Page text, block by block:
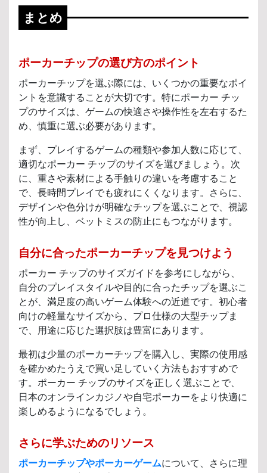
まとめ
ポーカーチップの選び方のポイント
ポーカーチップを選ぶ際には、いくつかの重要なポイ
ントを意識することが大切です。特にポーカー チッ
プのサイズは、ゲームの快適さや操作性を左右するた
め、慎重に選ぶ必要があります。
まず、プレイするゲームの種類や参加人数に応じて、
適切なポーカー チップのサイズを選びましょう。次
に、重さや素材による手触りの違いを考慮すること
で、長時間プレイでも疲れにくくなります。さらに、
デザインや色分けが明確なチップを選ぶことで、視認
性が向上し、ベットミスの防止にもつながります。
自分に合ったポーカーチップを見つけよう
ポーカー チップのサイズガイドを参考にしながら、
自分のプレイスタイルや目的に合ったチップを選ぶこ
とが、満足度の高いゲーム体験への近道です。初心者
向けの軽量なサイズから、プロ仕様の大型チップま
で、用途に応じた選択肢は豊富にあります。
最初は少量のポーカーチップを購入し、実際の使用感
を確かめたうえで買い足していく方法もおすすめで
す。ポーカー チップのサイズを正しく選ぶことで、
日本のオンラインカジノや自宅ポーカーをより快適に
楽しめるようになるでしょう。
さらに学ぶためのリソース
ポーカーチップやポーカーゲームについて、さらに理